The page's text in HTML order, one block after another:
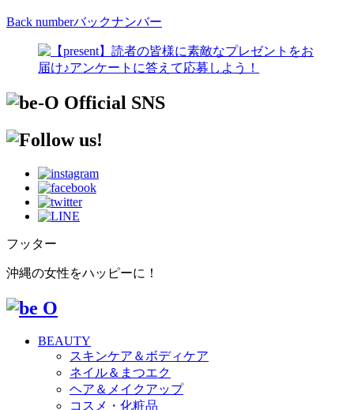
Back numberバックナンバー
フッター
沖縄の女性をハッピーに！
BEAUTY
スキンケア＆ボディケア
ネイル＆まつエク
ヘア＆メイクアップ
コスメ・化粧品